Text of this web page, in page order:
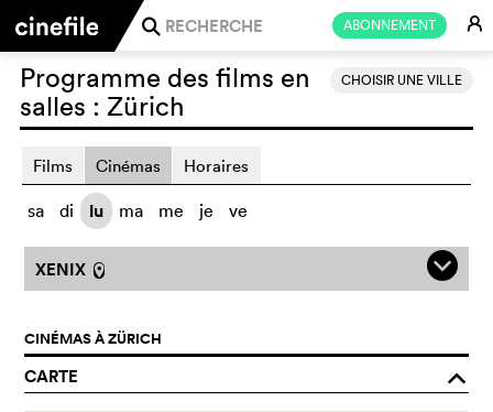
ABONNEMENT E
j
CHOISIR UNE VILLE
Programme des films en
salles : Zürich
Films Cinémas Horaires
sa di lu ma me je ve
XENIX l q
CINÉMAS À ZÜRICH
CARTE o